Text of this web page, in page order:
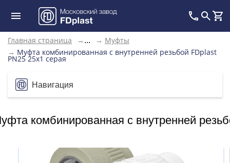
Главная страница → ... → Муфты
→ Муфта комбинированная с внутренней резьбой FDplast
PN25 25х1 серая
Навигация
комбинированная с внутренней